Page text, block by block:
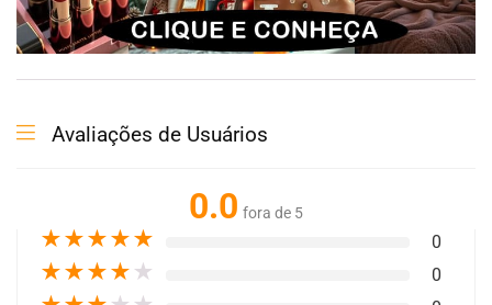
Avaliações de Usuários
0.0 fora de 5
★★★★★ 0
★★★★ ★ 0